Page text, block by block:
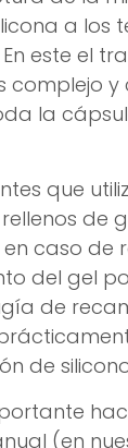
a los
este el
y
la
que
de
caso de
del gel
de
de
(en